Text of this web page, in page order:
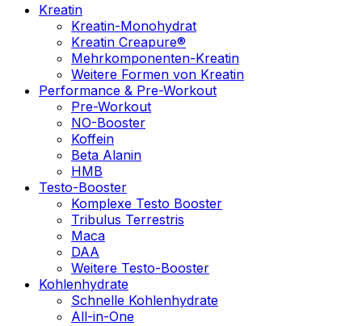
Kreatin
Kreatin-Monohydrat
Kreatin Creapure®
Mehrkomponenten-Kreatin
Weitere Formen von Kreatin
Performance & Pre-Workout
Pre-Workout
NO-Booster
Koffein
Beta Alanin
HMB
Testo-Booster
Komplexe Testo Booster
Tribulus Terrestris
Maca
DAA
Weitere Testo-Booster
Kohlenhydrate
Schnelle Kohlenhydrate
All-in-One